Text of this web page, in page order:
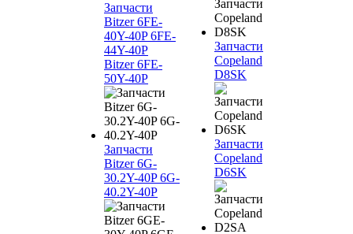
Запчасти
Bitzer 6FE-
40Y-40P 6FE-
44Y-40P
Bitzer 6FE-
50Y-40P
Запчасти
Bitzer 6G-
30.2Y-40P 6G-
40.2Y-40P
Запчасти
Copeland
D8SK
Запчасти
Copeland
D6SK